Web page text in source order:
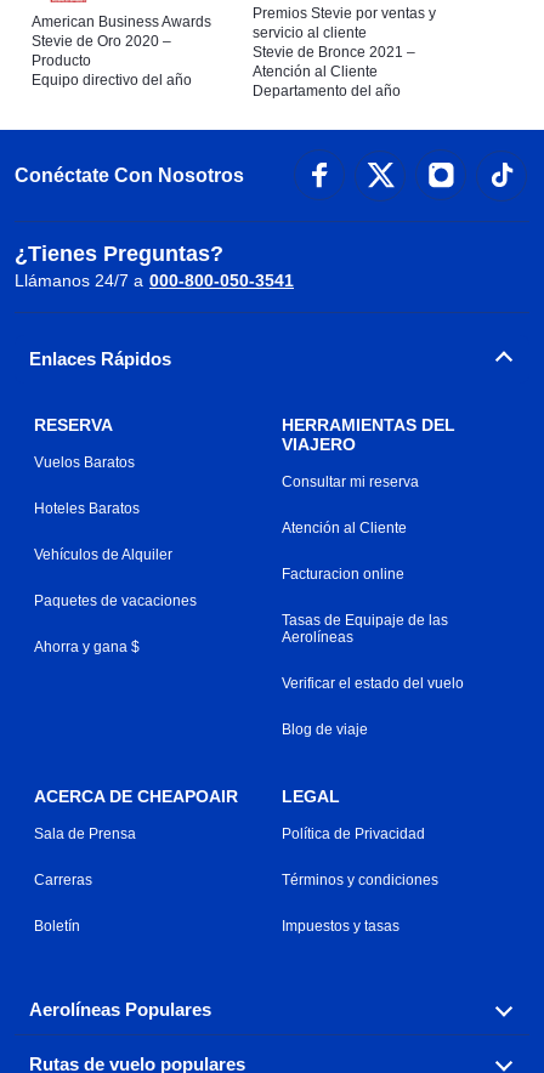
American Business Awards
Stevie de Oro 2020 –
Producto
Equipo directivo del año
Premios Stevie por ventas y
servicio al cliente
Stevie de Bronce 2021 –
Atención al Cliente
Departamento del año
Conéctate Con Nosotros
¿Tienes Preguntas?
Llámanos 24/7 a 000-800-050-3541
Enlaces Rápidos
RESERVA
Vuelos Baratos
Hoteles Baratos
Vehículos de Alquiler
Paquetes de vacaciones
Ahorra y gana $
HERRAMIENTAS DEL
VIAJERO
Consultar mi reserva
Atención al Cliente
Facturacion online
Tasas de Equipaje de las
Aerolíneas
Verificar el estado del vuelo
Blog de viaje
ACERCA DE CHEAPOAIR
Sala de Prensa
Carreras
Boletín
LEGAL
Política de Privacidad
Términos y condiciones
Impuestos y tasas
Aerolíneas Populares
Explora nuestras opciones de tarifas aéreas baratas por
Rutas de vuelo populares